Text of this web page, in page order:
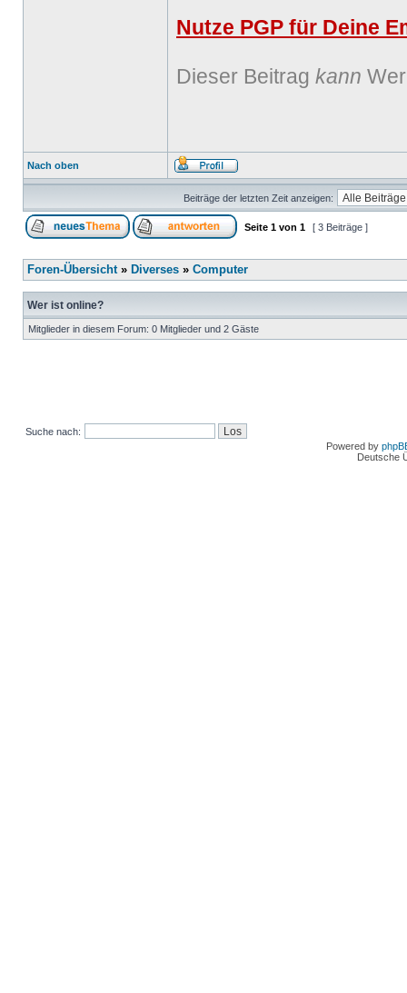
Nutze PGP für Deine
Dieser Beitrag kann
Nach oben
Beiträge der letzten Zeit anzeigen:
Seite 1 von 1 [ 3 Beiträge ]
Foren-Übersicht» Diverses » Computer
Wer ist online?
Mitglieder in diesem Forum: 0 Mitglieder und 2 Gäste
Suche nach:
Powered by
Deutsche